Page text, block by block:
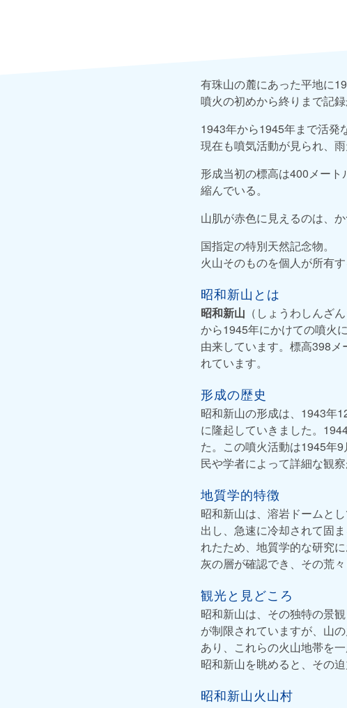
有珠山の麓にあった平地に
噴火の初めから終りまで記
1943年から1945年まで活発
現在も噴気活動が見られ、
形成当初の標高は400メー
縮んでいる。
山肌が赤色に見えるのは、
国指定の特別天然記念物。
火山そのものを個人が所有
昭和新山とは
昭和新山 （しょうわしんざ
から1945年にかけての噴火
由来しています。標高398
れています。
形成の歴史
昭和新山の形成は、1943年
に隆起していきました。
た。この噴火活動は1945年
民や学者によって詳細な観
地質学的特徴
昭和新山は、溶岩ドームと
出し、急速に冷却されて固
れたため、地質学的な研究
灰の層が確認でき、その荒
観光と見どころ
昭和新山は、その独特の景
が制限されていますが、山
あり、これらの火山地帯を
昭和新山を眺めると、その
昭和新山火山村